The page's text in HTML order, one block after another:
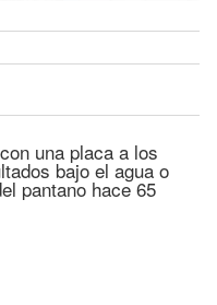
una placa a los
bajo el agua o
pantano hace 65